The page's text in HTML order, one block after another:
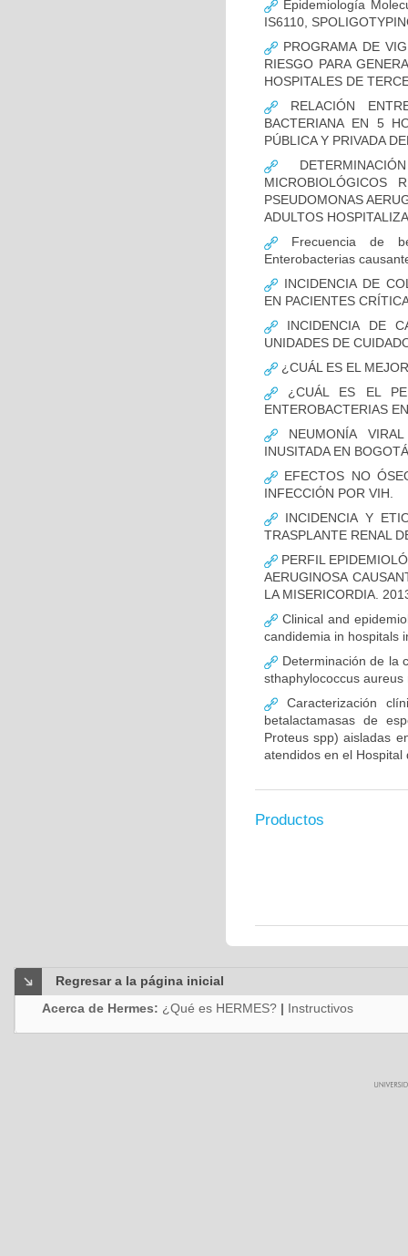
Epidemiología
IS6110,
PROGRAMA DE
RIESGO PARA
HOSPITALES DE
RELACIÓN
BACTERIANA EN 5
PÚBLICA Y PRIVADA
MICROBIOLÓGICOS
PSEUDOMONAS
ADULTOS
Frecuencia de
Enterobacterias
INCIDENCIA DE
EN PACIENTES
INCIDENCIA DE
UNIDADES DE
¿CUÁL ES EL
¿CUÁL ES EL
ENTEROBACTERIAS
NEUMONÍA
INUSITADA EN
EFECTOS NO
INFECCIÓN POR VIH.
INCIDENCIA Y
TRASPLANTE RENAL
PERFIL
AERUGINOSA
LA MISERICORDIA.
Clinical and
candidemia in hospitals
Determinación de la
sthaphylococcus
Caracterización
betalactamasas de
Proteus spp) aisladas
atendidos en el
Productos
Regresar a la página inicial
Acerca de Hermes: ¿Qué es HERMES? | Instructivos